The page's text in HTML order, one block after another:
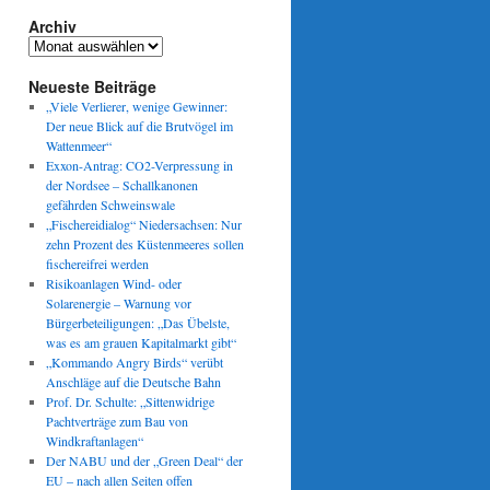
Archiv
Archiv
Neueste Beiträge
„Viele Verlierer, wenige Gewinner:
Der neue Blick auf die Brutvögel im
Wattenmeer“
Exxon-Antrag: CO2-Verpressung in
der Nordsee – Schallkanonen
gefährden Schweinswale
„Fischereidialog“ Niedersachsen: Nur
zehn Prozent des Küstenmeeres sollen
fischereifrei werden
Risikoanlagen Wind- oder
Solarenergie – Warnung vor
Bürgerbeteiligungen: „Das Übelste,
was es am grauen Kapitalmarkt gibt“
„Kommando Angry Birds“ verübt
Anschläge auf die Deutsche Bahn
Prof. Dr. Schulte: „Sittenwidrige
Pachtverträge zum Bau von
Windkraftanlagen“
Der NABU und der „Green Deal“ der
EU – nach allen Seiten offen